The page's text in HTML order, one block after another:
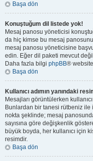
Başa dön
Konuştuğum dil listede yok!
Mesaj panosu yöneticisi
da hiç kimse bu mesaj
mesaj panosu yöneticisine
edin. Eğer dil paketi mevcut
Daha fazla bilgi phpBB®
Başa dön
Kullanıcı adımın yanındaki
Mesajları görüntülerken
Bunlardan bir tanesi rütbeniz ile
nokta şeklinde; mesaj
sayısına göre değişkenlik
büyük boyda, her kullanıcı için
resimdir.
Başa dön